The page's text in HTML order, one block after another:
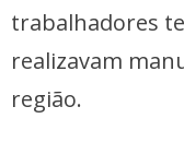
trabalhadores
realizavam
região.